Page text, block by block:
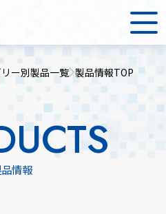
ー別製品一覧 製品情報TOP
情報